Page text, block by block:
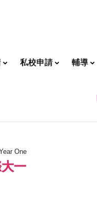
私校申請 輔導
One
一